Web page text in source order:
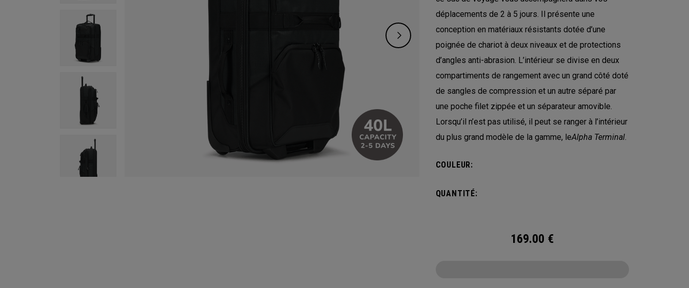
déplacements de 2 à 5 jours. Il présente une
conception en matériaux résistants dotée d’une
poignée de chariot à deux niveaux et de protections
d’angles anti-abrasion. L’intérieur se divise en deux
compartiments de rangement avec un grand côté doté
de sangles de compression et un autre séparé par
une poche filet zippée et un séparateur amovible.
Lorsqu’il n’est pas utilisé, il peut se ranger à l’intérieur
du plus grand modèle de la gamme, leAlpha Terminal.
COULEUR:
QUANTITÉ:
169.00 €